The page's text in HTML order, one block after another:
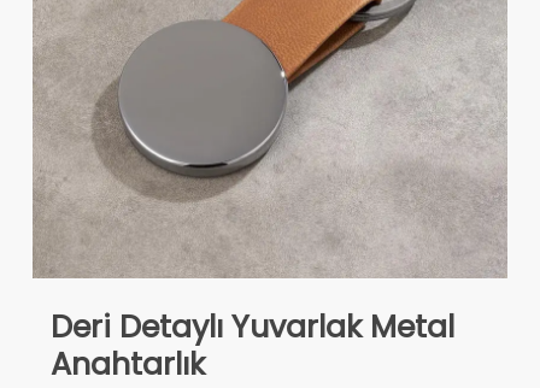
Deri Detaylı Yuvarlak Metal
Anahtarlık